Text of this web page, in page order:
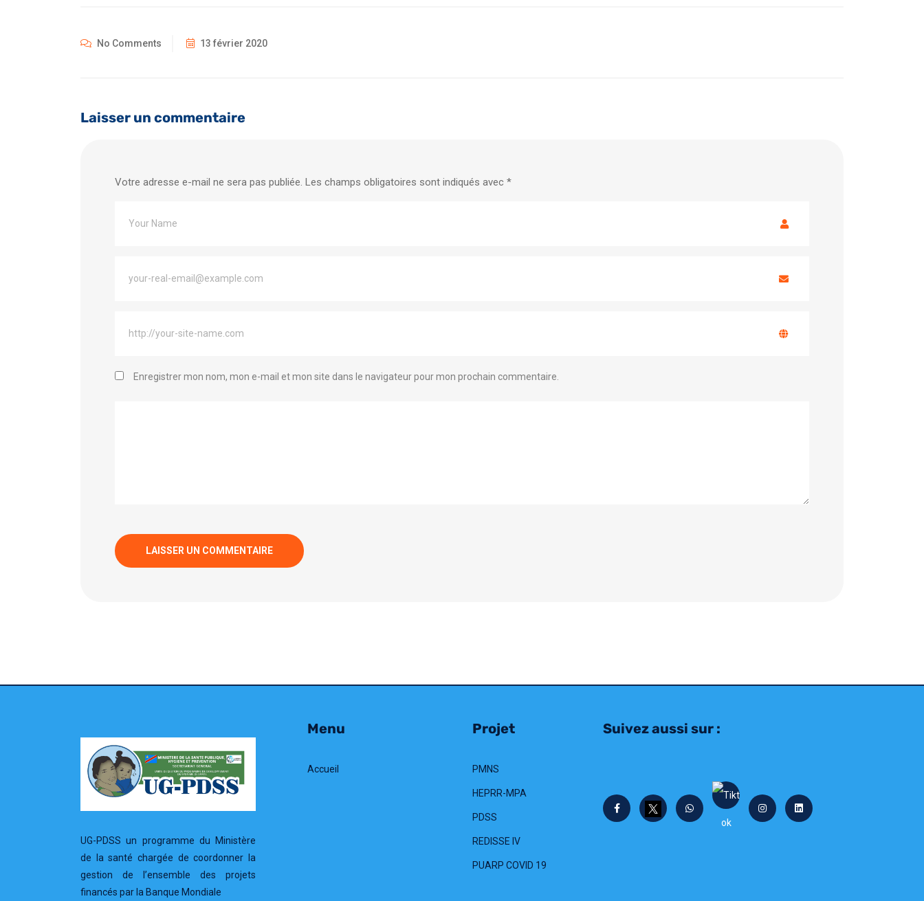
No Comments 13 février 2020
Laisser un commentaire
Votre adresse e-mail ne sera pas publiée. Les champs obligatoires sont indiqués avec *
Enregistrer mon nom, mon e-mail et mon site dans le navigateur pour mon prochain commentaire.
UG-PDSS un programme du Ministère
de la santé chargée de coordonner la
gestion de l’ensemble des projets
financés par la Banque Mondiale
Menu
Accueil
Projet
PMNS
HEPRR-MPA
PDSS
REDISSE IV
PUARP COVID 19
Suivez aussi sur :